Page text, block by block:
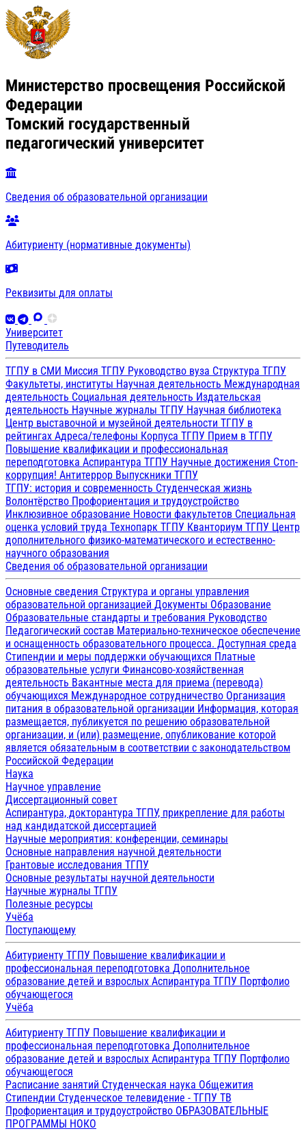
Министерство просвещения Российской
Федерации
Томский государственный
педагогический университет
Сведения об образовательной организации
Абитуриенту (нормативные документы)
Реквизиты для оплаты
Университет
Путеводитель
ТГПУ в СМИ Миссия ТГПУ Руководство вуза Структура ТГПУ
Факультеты, институты Научная деятельность Международная
деятельность Социальная деятельность Издательская
деятельность Научные журналы ТГПУ Научная библиотека
Центр выставочной и музейной деятельности ТГПУ в
рейтингах Адреса/телефоны Корпуса ТГПУ Прием в ТГПУ
Повышение квалификации и профессиональная
переподготовка Аспирантура ТГПУ Научные достижения Стоп-
коррупция! Антитеррор Выпускники ТГПУ
ТГПУ: история и современность Студенческая жизнь
Волонтёрство Профориентация и трудоустройство
Инклюзивное образование Новости факультетов Специальная
оценка условий труда Технопарк ТГПУ Кванториум ТГПУ Центр
дополнительного физико-математического и естественно-
научного образования
Сведения об образовательной организации
Основные сведения Структура и органы управления
образовательной организацией Документы Образование
Образовательные стандарты и требования Руководство
Педагогический состав Материально-техническое обеспечение
и оснащенность образовательного процесса. Доступная среда
Стипендии и меры поддержки обучающихся Платные
образовательные услуги Финансово-хозяйственная
деятельность Вакантные места для приема (перевода)
обучающихся Международное сотрудничество Организация
питания в образовательной организации Информация, которая
размещается, публикуется по решению образовательной
организации, и (или) размещение, опубликование которой
является обязательным в соответствии с законодательством
Российской Федерации
Наука
Научное управление
Диссертационный совет
Аспирантура, докторантура ТГПУ, прикрепление для работы
над кандидатской диссертацией
Научные мероприятия: конференции, семинары
Основные направления научной деятельности
Грантовые исследования ТГПУ
Основные результаты научной деятельности
Научные журналы ТГПУ
Полезные ресурсы
Учёба
Поступающему
Абитуриенту ТГПУ Повышение квалификации и
профессиональная переподготовка Дополнительное
образование детей и взрослых Аспирантура ТГПУ Портфолио
обучающегося
Учёба
Абитуриенту ТГПУ Повышение квалификации и
профессиональная переподготовка Дополнительное
образование детей и взрослых Аспирантура ТГПУ Портфолио
обучающегося
Расписание занятий Студенческая наука Общежития
Стипендии Студенческое телевидение - ТГПУ ТВ
Профориентация и трудоустройство ОБРАЗОВАТЕЛЬНЫЕ
ПРОГРАММЫ НОКО